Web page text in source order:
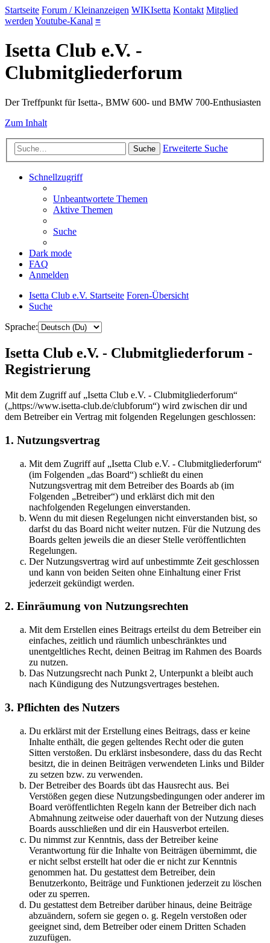
Startseite Forum / Kleinanzeigen WIKIsetta Kontakt Mitglied
werden Youtube-Kanal ≡
Isetta Club e.V. -
Clubmitgliederforum
Der Treffpunkt für Isetta-, BMW 600- und BMW 700-Enthusiasten
Zum Inhalt
Suche Erweiterte Suche
Schnellzugriff
Unbeantwortete Themen
Aktive Themen
Suche
Dark mode
FAQ
Anmelden
Isetta Club e.V. Startseite Foren-Übersicht
Suche
Sprache:
Isetta Club e.V. - Clubmitgliederforum -
Registrierung
Mit dem Zugriff auf „Isetta Club e.V. - Clubmitgliederforum“
(„https://www.isetta-club.de/clubforum“) wird zwischen dir und
dem Betreiber ein Vertrag mit folgenden Regelungen geschlossen:
1. Nutzungsvertrag
Mit dem Zugriff auf „Isetta Club e.V. - Clubmitgliederforum“
(im Folgenden „das Board“) schließt du einen
Nutzungsvertrag mit dem Betreiber des Boards ab (im
Folgenden „Betreiber“) und erklärst dich mit den
nachfolgenden Regelungen einverstanden.
Wenn du mit diesen Regelungen nicht einverstanden bist, so
darfst du das Board nicht weiter nutzen. Für die Nutzung des
Boards gelten jeweils die an dieser Stelle veröffentlichten
Regelungen.
Der Nutzungsvertrag wird auf unbestimmte Zeit geschlossen
und kann von beiden Seiten ohne Einhaltung einer Frist
jederzeit gekündigt werden.
2. Einräumung von Nutzungsrechten
Mit dem Erstellen eines Beitrags erteilst du dem Betreiber ein
einfaches, zeitlich und räumlich unbeschränktes und
unentgeltliches Recht, deinen Beitrag im Rahmen des Boards
zu nutzen.
Das Nutzungsrecht nach Punkt 2, Unterpunkt a bleibt auch
nach Kündigung des Nutzungsvertrages bestehen.
3. Pflichten des Nutzers
Du erklärst mit der Erstellung eines Beitrags, dass er keine
Inhalte enthält, die gegen geltendes Recht oder die guten
Sitten verstoßen. Du erklärst insbesondere, dass du das Recht
besitzt, die in deinen Beiträgen verwendeten Links und Bilder
zu setzen bzw. zu verwenden.
Der Betreiber des Boards übt das Hausrecht aus. Bei
Verstößen gegen diese Nutzungsbedingungen oder anderer im
Board veröffentlichten Regeln kann der Betreiber dich nach
Abmahnung zeitweise oder dauerhaft von der Nutzung dieses
Boards ausschließen und dir ein Hausverbot erteilen.
Du nimmst zur Kenntnis, dass der Betreiber keine
Verantwortung für die Inhalte von Beiträgen übernimmt, die
er nicht selbst erstellt hat oder die er nicht zur Kenntnis
genommen hat. Du gestattest dem Betreiber, dein
Benutzerkonto, Beiträge und Funktionen jederzeit zu löschen
oder zu sperren.
Du gestattest dem Betreiber darüber hinaus, deine Beiträge
abzuändern, sofern sie gegen o. g. Regeln verstoßen oder
geeignet sind, dem Betreiber oder einem Dritten Schaden
zuzufügen.